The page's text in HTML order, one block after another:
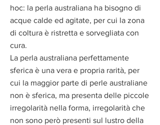
hoc: la perla australiana ha bisogno di
acque calde ed agitate, per cui la zona
di coltura è ristretta e sorvegliata con
cura.
La perla australiana perfettamente
sferica è una vera e propria rarità, per
cui la maggior parte di perle australiane
non è sferica, ma presenta delle piccole
irregolarità nella forma, irregolarità che
non sono però presenti sul lustro della